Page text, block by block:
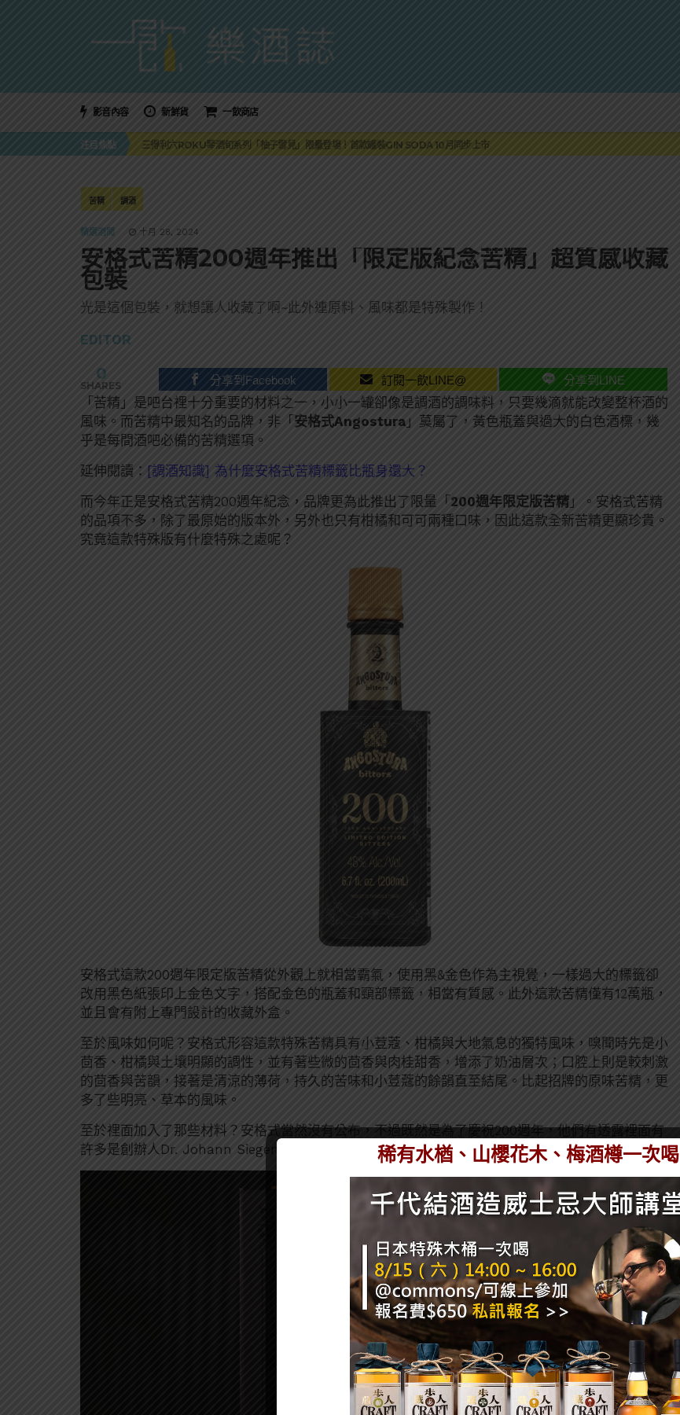
影音內容 新鮮貨 一飲商店
注目焦點
萬眾敲碗如期回歸！SUNMAI金色三麥3度攜手花蓮瓜農品牌「阿強西瓜」
三得利六ROKU琴酒旬系列「柚子雪見」限量登場！首款罐裝GIN SODA 10月同步上市
美國正式恢復蘇格蘭威士忌零關稅！烈酒產業再次迎來重磅利多
ABSOLUT 攜手 TABASCO® 重磅跨界，辣味伏特加7月強勢登台一口重擊味蕾
三得利六ROKU琴酒旬系列「柚子雪見」限量登場！首款罐裝GIN SODA 10月同步上市
苦精 調酒
精選酒聞 十月 28, 2024
安格式苦精200週年推出「限定版紀念苦精」超質感收藏
包裝
光是這個包裝，就想讓人收藏了啊~此外連原料、風味都是特殊製作！
EDITOR
0
SHARES 分享到Facebook 訂閱一飲LINE@ 分享到LINE
「苦精」是吧台裡十分重要的材料之一，小小一罐卻像是調酒的調味料，只要幾滴就能改變整杯酒的
風味。而苦精中最知名的品牌，非「 安格式Angostura 」莫屬了，黃色瓶蓋與過大的白色酒標，幾
乎是每間酒吧必備的苦精選項。
延伸閱讀： [調酒知識] 為什麼安格式苦精標籤比瓶身還大？
而今年正是安格式苦精200週年紀念，品牌更為此推出了限量「 200週年限定版苦精 」。安格式苦精
的品項不多，除了最原始的版本外，另外也只有柑橘和可可兩種口味，因此這款全新苦精更顯珍貴。
究竟這款特殊版有什麼特殊之處呢？
安格式這款200週年限定版苦精從外觀上就相當霸氣，使用黑&金色作為主視覺，一樣過大的標籤卻
改用黑色紙張印上金色文字，搭配金色的瓶蓋和頸部標籤，相當有質感。此外這款苦精僅有12萬瓶，
並且會有附上專門設計的收藏外盒。
至於風味如何呢？安格式形容這款特殊苦精具有小荳蔻、柑橘與大地氣息的獨特風味，嗅聞時先是小
茴香、柑橘與土壤明顯的調性，並有著些微的茴香與肉桂甜香，增添了奶油層次；口腔上則是較刺激
的茴香與苦韻，接著是清涼的薄荷，持久的苦味和小荳蔻的餘韻直至結尾。比起招牌的原味苦精，更
多了些明亮、草本的風味。
至於裡面加入了那些材料？安格式當然沒有公布，不過既然是為了慶祝200週年，他們有透露裡面有
許多是創辦人Dr. Johann Siegert最早配方中的原料，並搭配安格式陳年蘭姆酒來製作。
稀有水楢、山櫻花木、梅酒樽一次喝